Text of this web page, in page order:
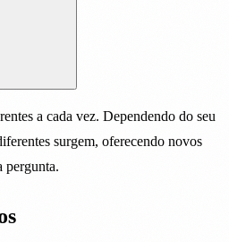
a cada vez. Dependendo do seu
surgem, oferecendo novos
pergunta.